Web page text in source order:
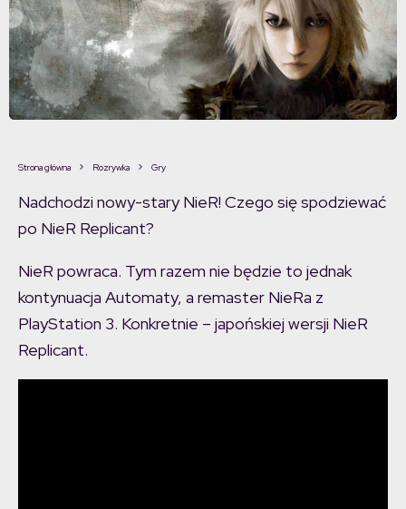
Strona główna Rozrywka Gry
Nadchodzi nowy-stary NieR! Czego się spodziewać
po NieR Replicant?
NieR powraca. Tym razem nie będzie to jednak
kontynuacja Automaty, a remaster NieRa z
PlayStation 3. Konkretnie – japońskiej wersji NieR
Replicant.